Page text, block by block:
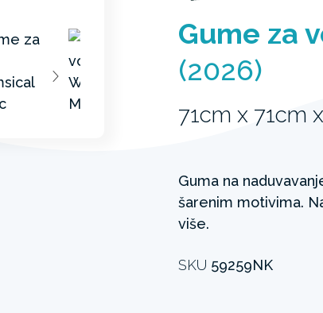
Gume za
(2026)
71cm x 71cm
Guma na
šarenim motivima.
više.
SKU 59259NK